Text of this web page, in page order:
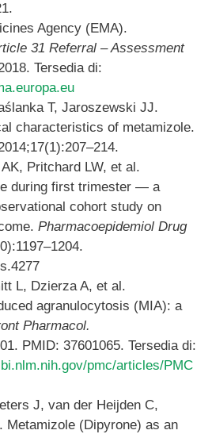
Agency (EMA).
31 Referral – Assessment
Tersedia di:
T, Jaroszewski JJ.
characteristics of metamizole.
Pritchard LW, et al.
during first trimester — a
cohort study on
Pharmacoepidemiol Drug
L, Dzierza A, et al.
agranulocytosis (MIA): a
Pharmacol.
PMID: 37601065. Tersedia di:
pmc/articles/PMC
J, van der Heijden C,
Metamizole (Dipyrone) as an